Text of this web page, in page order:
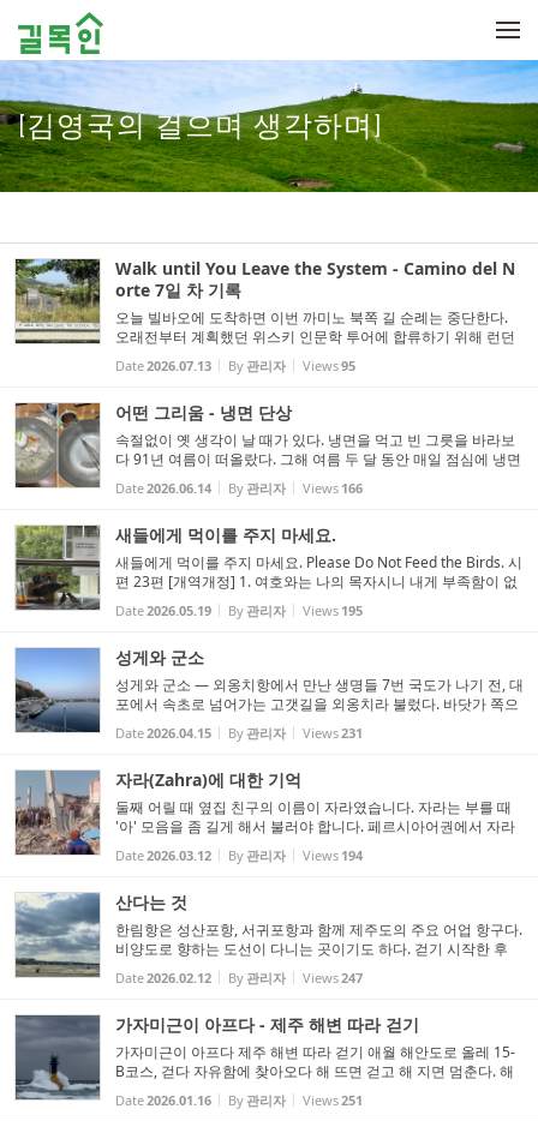
[김영국의 걸으며 생각하며]
Walk until You Leave the System - Camino del N
orte 7일 차 기록
오늘 빌바오에 도착하면 이번 까미노 북쪽 길 순례는 중단한다.
오래전부터 계획했던 위스키 인문학 투어에 합류하기 위해 런던
으로 떠난다. 7일 동안 153km를 걸었다. 4713미터의 고도를 획
득했다. 하루 평균 673미터를 오른 것이다. 비슷한 높이를 내려왔
Date2026.07.13 By 관리자 Views95
어떤 그리움 - 냉면 단상
속절없이 옛 생각이 날 때가 있다. 냉면을 먹고 빈 그릇을 바라보
다 91년 여름이 떠올랐다. 그해 여름 두 달 동안 매일 점심에 냉면
을 먹었다. 도서관을 나와 냉면 먹으러 백양로를 걸어 올라가는
발걸음은 언제나 가볍다. 그렇게 먹고도 여전히 냉면 앞에 앉...
Date2026.06.14 By 관리자 Views 166
새들에게 먹이를 주지 마세요.
새들에게 먹이를 주지 마세요. Please Do Not Feed the Birds. 시
편 23편 [개역개정] 1. 여호와는 나의 목자시니 내게 부족함이 없
으리로다 2. 그가 나를 푸른 풀밭에 누이시며 쉴 만한 물 가로 인
도하시는도다 3. 내 영혼을 소생시키시고 자기 이름을 위하여 ...
Date2026.05.19 By 관리자 Views 195
성게와 군소
성게와 군소 — 외옹치항에서 만난 생명들 7번 국도가 나기 전, 대
포에서 속초로 넘어가는 고갯길을 외옹치라 불렀다. 바닷가 쪽으
로 낮은 덕이 있는데 생긴 모습이 독을 닮아 그런 이름을 갖게 되
었나 보다. 외옹치에는 작은 어선 몇 척이 정박할 만한 ...
Date2026.04.15 By 관리자 Views231
자라(Zahra)에 대한 기억
둘째 어릴 때 옆집 친구의 이름이 자라였습니다. 자라는 부를 때
'아' 모음을 좀 길게 해서 불러야 합니다. 페르시아어권에서 자라
는 특별한 의미를 지닙니다. 보편적으로 빛나다 눈부시다의 의미
로 이해할 수 있습니다. 예언자 무함마드의 딸이 파티...
Date2026.03.12 By 관리자 Views 194
산다는 것
한림항은 성산포항, 서귀포항과 함께 제주도의 주요 어업 항구다.
비양도로 향하는 도선이 다니는 곳이기도 하다. 걷기 시작한 후
며칠간 바람이 거셌다. 화산섬 해안 길을 따라 걸으며 바람과 돌
이 많다는 말을 온몸으로 느낀다. 한림항 초입, 걷지 않았다면 ...
Date2026.02.12 By 관리자 Views247
가자미근이 아프다 - 제주 해변 따라 걷기
가자미근이 아프다 제주 해변 따라 걷기 애월 해안도로 올레 15-
B코스, 걷다 자유함에 찾아오다 해 뜨면 걷고 해 지면 멈춘다. 해
안 따라 걸을 예정이다. 한라산 둘레길 그리고 코스별로 한라산을
오르려 한다. 추자도와 우도에 들어가 밤을 보내며 섬 안의 섬...
Date2026.01.16 By 관리자 Views251